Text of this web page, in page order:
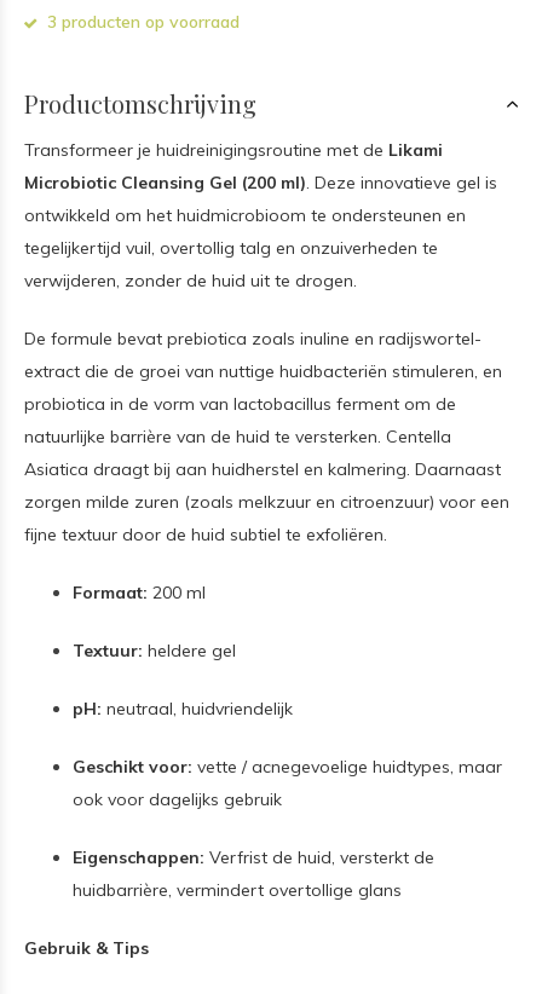
3 producten op voorraad
Productomschrijving
Transformeer je huidreinigingsroutine met de Likami
Microbiotic Cleansing Gel (200 ml). Deze innovatieve gel is
ontwikkeld om het huidmicrobioom te ondersteunen en
tegelijkertijd vuil, overtollig talg en onzuiverheden te
verwijderen, zonder de huid uit te drogen.
De formule bevat prebiotica zoals inuline en radijswortel-
extract die de groei van nuttige huidbacteriën stimuleren, en
probiotica in de vorm van lactobacillus ferment om de
natuurlijke barrière van de huid te versterken. Centella
Asiatica draagt bij aan huidherstel en kalmering. Daarnaast
zorgen milde zuren (zoals melkzuur en citroenzuur) voor een
fijne textuur door de huid subtiel te exfoliëren.
Formaat: 200 ml
Textuur: heldere gel
pH: neutraal, huidvriendelijk
Geschikt voor: vette / acnegevoelige huidtypes, maar
ook voor dagelijks gebruik
Eigenschappen: Verfrist de huid, versterkt de
huidbarrière, vermindert overtollige glans
Gebruik & Tips